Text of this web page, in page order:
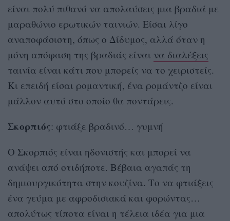
είναι πολύ πιθανό να απολαύσεις μια βραδιά με
μαραθώνιο ερωτικών ταινιών. Είσαι λίγο
αναποφάσιστη, όπως ο Δίδυμος, αλλά όταν η
μόνη απόφαση της βραδιάς είναι να διαλέξεις
ταινία είναι κάτι που μπορείς να το χειριστείς.
Κι επειδή είσαι ρομαντική, ένα ρομάντζο είναι
μάλλον αυτό στο οποίο θα ποντάρεις.
Σκορπιός: φτιάξε βραδινό… γυμνή
Ο Σκορπιός είναι ηδονιστής και μπορεί να
ανάψει από οτιδήποτε. Βέβαια αγαπάς τη
δημιουργικότητα στην κουζίνα. Το να φτιάξεις
ένα γεύμα με αφροδισιακά και φορώντας…
απολύτως τίποτα είναι η τέλεια ιδέα για μια